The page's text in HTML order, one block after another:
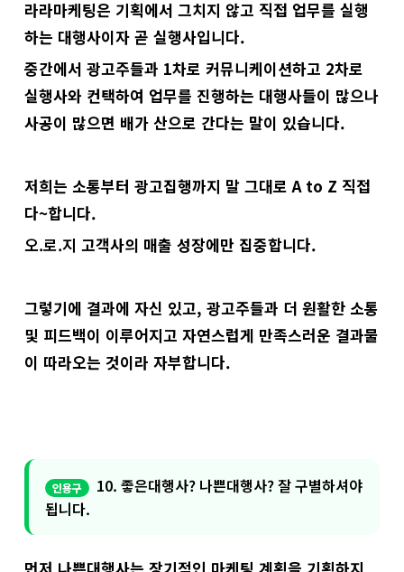
라라마케팅은 기획에서 그치지 않고 직접 업무를 실행
하는 대행사이자 곧 실행사입니다.
중간에서 광고주들과 1차로 커뮤니케이션하고 2차로
실행사와 컨택하여 업무를 진행하는 대행사들이 많으나
사공이 많으면 배가 산으로 간다는 말이 있습니다.
저희는 소통부터 광고집행까지 말 그대로 A to Z 직접
다~합니다.
오.로.지 고객사의 매출 성장에만 집중합니다.
그렇기에 결과에 자신 있고, 광고주들과 더 원활한 소통
및 피드백이 이루어지고 자연스럽게 만족스러운 결과물
이 따라오는 것이라 자부합니다.
10. 좋은대행사? 나쁜대행사? 잘 구별하셔야
됩니다.